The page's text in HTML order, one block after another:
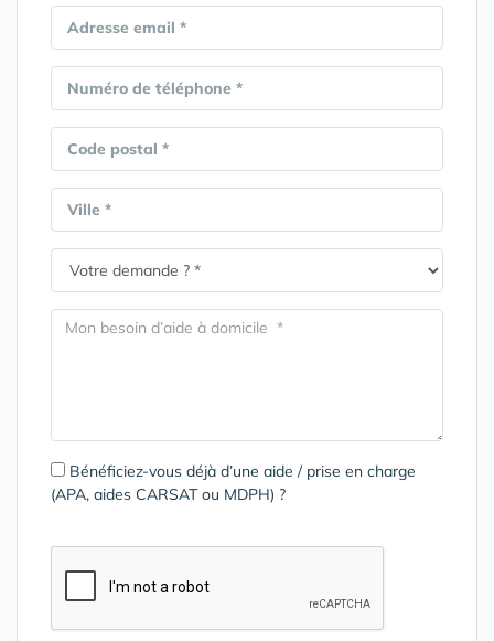
Adresse email *
Numéro de téléphone *
Code postal *
Ville *
Bénéficiez-vous déjà d’une aide / prise en charge
(APA, aides CARSAT ou MDPH) ?